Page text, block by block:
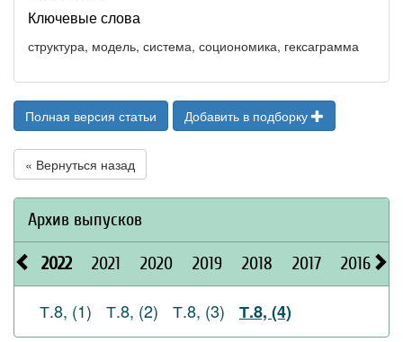
Ключевые слова
структура, модель, система, социономика, гексаграмма
Полная версия статьи Добавить в подборку
« Вернуться назад
Архив выпусков
2022 2021 2020 2019 2018 2017 2016
Т.8, (1) Т.8, (2) Т.8, (3) Т.8, (4)